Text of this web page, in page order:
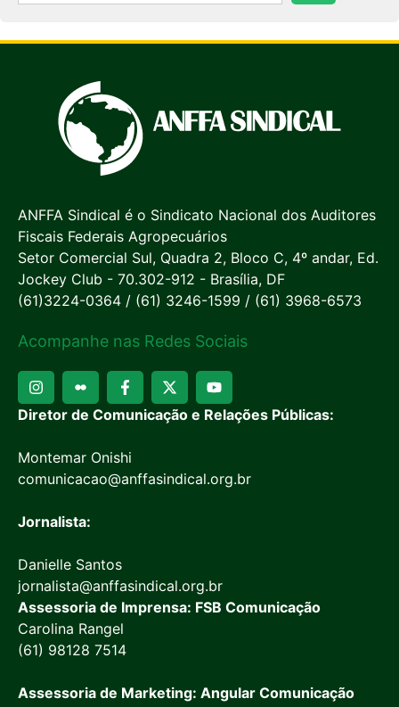
ANFFA Sindical é o Sindicato Nacional dos Auditores
Fiscais Federais Agropecuários
Setor Comercial Sul, Quadra 2, Bloco C, 4º andar, Ed.
Jockey Club - 70.302-912 - Brasília, DF
(61)3224-0364 / (61) 3246-1599 / (61) 3968-6573
Acompanhe nas Redes Sociais
Diretor de Comunicação e Relações Públicas:
Montemar Onishi
comunicacao@anffasindical.org.br
Jornalista:
Danielle Santos
jornalista@anffasindical.org.br
Assessoria de Imprensa: FSB Comunicação
Carolina Rangel
(61) 98128 7514
Assessoria de Marketing: Angular Comunicação